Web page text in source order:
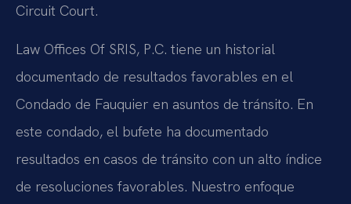
Circuit Court.
Law Offices Of SRIS, P.C. tiene un historial
documentado de resultados favorables en el
Condado de Fauquier en asuntos de tránsito. En
este condado, el bufete ha documentado
resultados en casos de tránsito con un alto índice
de resoluciones favorables. Nuestro enfoque